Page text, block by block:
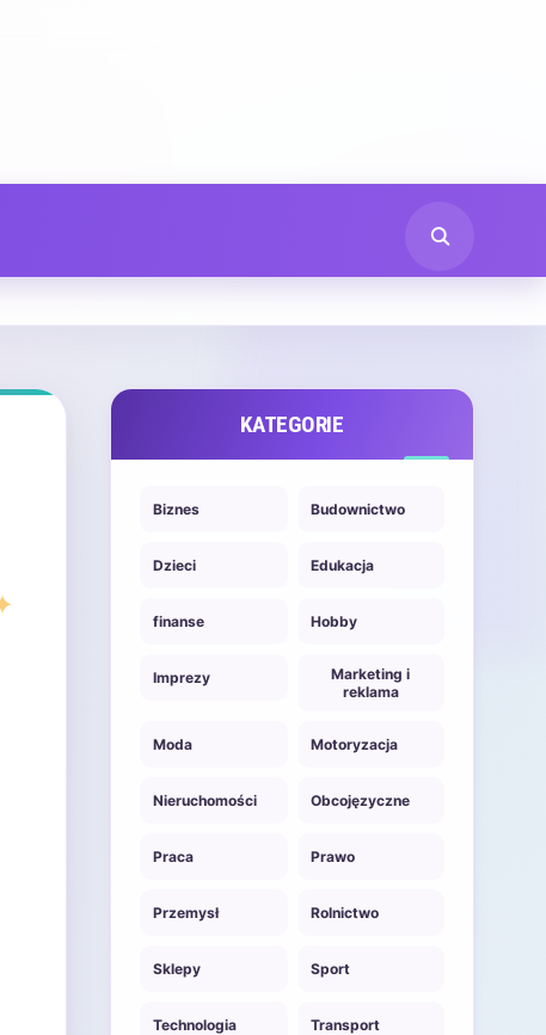
KATEGORIE
Biznes Budownictwo
Dzieci Edukacja
finanse Hobby
Imprezy
Marketing i
reklama
Moda Motoryzacja
Nieruchomości Obcojęzyczne
Praca Prawo
Przemysł Rolnictwo
Sklepy Sport
Technologia Transport